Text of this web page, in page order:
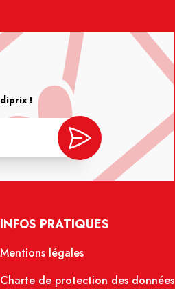
!
INFOS PRATIQUES
Mentions légales
Charte de protection des données